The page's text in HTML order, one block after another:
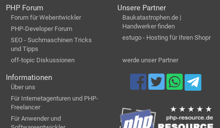
PHP Forum
Forum für Webentwickler
PHP-Developer Forum
SEO - Suchmaschinen Tricks
und Tipps
off-topic Diskussionen
Unsere Partner
Baukatastrophen.de |
Handwerker finden
estugo - Hosting für Ihren Shopr
werde unser Partner
Informationen
Über uns
Für Internetagenturen und PHP-
Freelancer
Für Anwender und